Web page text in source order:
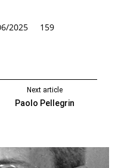
2025 159
Next article
Paolo Pellegrin